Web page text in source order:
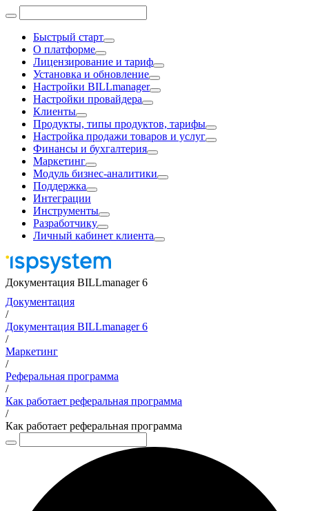
Быстрый старт
О платформе
Лицензирование и тариф
Установка и обновление
Настройки BILLmanager
Настройки провайдера
Клиенты
Продукты, типы продуктов, тарифы
Настройка продажи товаров и услуг
Финансы и бухгалтерия
Маркетинг
Модуль бизнес-аналитики
Поддержка
Интеграции
Инструменты
Разработчику
Личный кабинет клиента
Документация BILLmanager 6
Документация
/
Документация BILLmanager 6
/
Маркетинг
/
Реферальная программа
/
Как работает реферальная программа
/
Как работает реферальная программа